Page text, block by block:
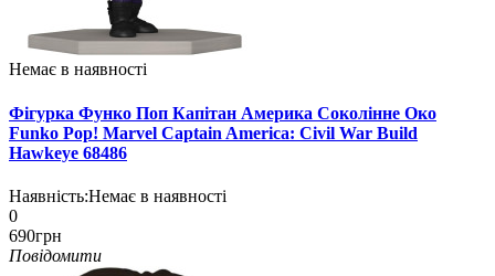
Немає в наявності
Фігурка Функо Поп Капітан Америка Соколінне Око
Funko Pop! Marvel Captain America: Civil War Build
Hawkeye 68486
Наявність:Немає в наявності
0
690грн
Повідомити